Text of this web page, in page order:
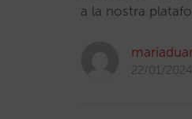
a la nostra
22/01/2024